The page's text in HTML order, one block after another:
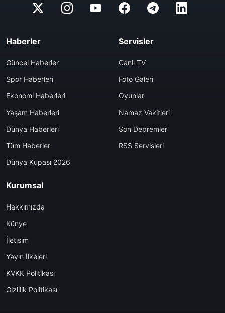
Haberler
Güncel Haberler
Spor Haberleri
Ekonomi Haberleri
Yaşam Haberleri
Dünya Haberleri
Tüm Haberler
Dünya Kupası 2026
Servisler
Canlı TV
Foto Galeri
Oyunlar
Namaz Vakitleri
Son Depremler
RSS Servisleri
Kurumsal
Hakkımızda
Künye
İletişim
Yayın İlkeleri
KVKK Politikası
Gizlilik Politikası